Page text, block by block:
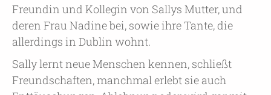
Freundin und Kollegin von Sallys Mutter, und
deren Frau Nadine bei, sowie ihre Tante, die
allerdings in Dublin wohnt.
Sally lernt neue Menschen kennen, schließt
Freundschaften, manchmal erlebt sie auch